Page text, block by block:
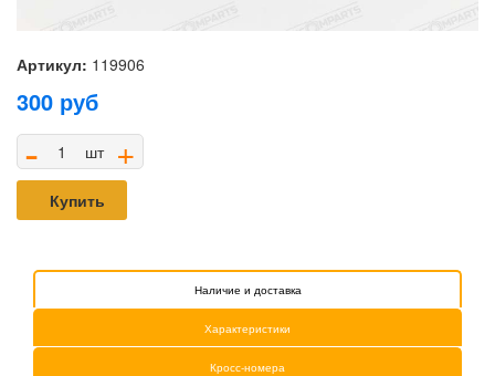
Артикул: 119906
300 руб
- шт +
Купить
Наличие и доставка
Характеристики
Кросс-номера